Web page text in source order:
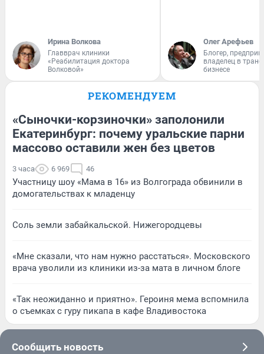
Ирина Волкова
Главврач клиники
«Реабилитация доктора
Волковой»
Олег Арефьев
Блогер,
владелец в
бизнесе
РЕКОМЕНДУЕМ
«Сыночки-корзиночки» заполонили
Екатеринбург: почему уральские парни
массово оставили жен без цветов
3 часа 6 969 46
Участницу шоу «Мама в 16» из Волгограда обвинили в
домогательствах к младенцу
Соль земли забайкальской. Нижегородцевы
«Мне сказали, что нам нужно расстаться». Московского
врача уволили из клиники из-за мата в личном блоге
«Так неожиданно и приятно». Героиня мема вспомнила
о съемках с гуру пикапа в кафе Владивостока
Сообщить новость